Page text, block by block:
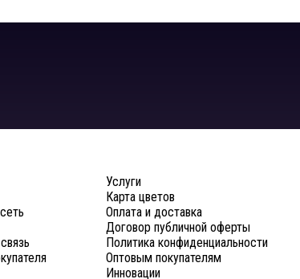
Услуги
Карта цветов
Оплата и доставка
Договор публичной оферты
Политика конфиденциальности
Оптовым покупателям
Инновации